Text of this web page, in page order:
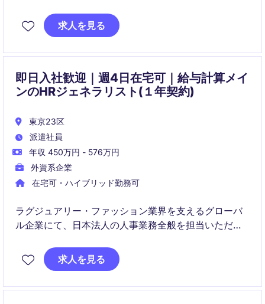
ストとして、現場での指導を行い、業績向上に貢献し
ていただきます。
求人を見る
即日入社歓迎｜週4日在宅可｜給与計算メイ
ンのHRジェネラリスト(１年契約)
東京23区
派遣社員
年収 450万円 - 576万円
外資系企業
在宅可・ハイブリッド勤務可
ラグジュアリー・ファッション業界を支えるグローバ
ル企業にて、日本法人の人事業務全般を担当いただく
職務内容にはなりますが、採用、人事オペレーショ
ン、従業員エンゲージメントなど幅広い領域に携わり
求人を見る